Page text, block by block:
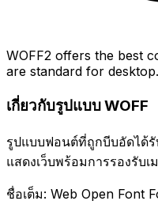
WOFF2 offers the best
are standard for desktop.
เกี่ยวกับรูปแบบ WOFF
รูปแบบฟอนต์ที่ถูกบีบอัดได้
แสดงเว็บพร้อมการรองรับเ
ชื่อเต็ม: Web Open Font